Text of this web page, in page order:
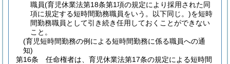
職員(育児休業法第18条第1項の規定により採用された同
項に規定する短時間勤務職員をいう。以下同じ。)を短時
間勤務職員として引き続き任用しておくことができない
こと。
(育児短時間勤務の例による短時間勤務に係る職員への通
知)
第16条
任命権者は、育児休業法第17条の規定による短時間